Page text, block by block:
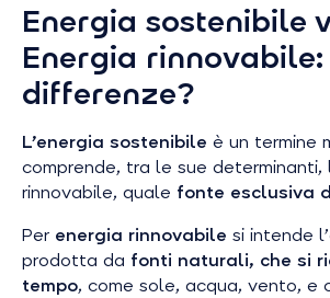
Energia sostenibile
Energia
differenze?
L’energia sostenibile è un termine
comprende, tra le sue determinanti,
rinnovabile, quale fonte esclusiva
Per energia rinnovabile si intende
prodotta da fonti naturali, che si
tempo, come sole, acqua, vento, e